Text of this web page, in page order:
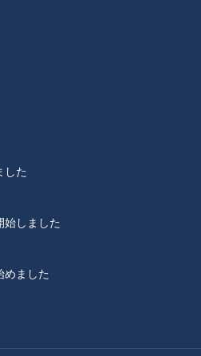
した
始しました
めました